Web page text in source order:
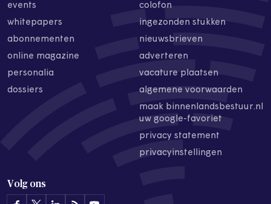
events
whitepapers
abonnementen
online magazine
personalia
dossiers
colofon
ingezonden stukken
nieuwsbrieven
adverteren
vacature plaatsen
algemene voorwaarden
maak binnenlandsbestuur.nl
uw google-favoriet
privacy statement
privacyinstellingen
Volg ons